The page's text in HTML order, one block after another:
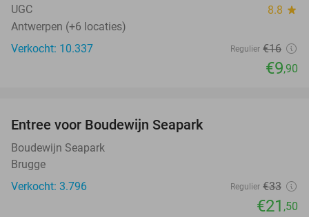
TODAY
UGC 8.8 star
Antwerpen (+6 locaties)
Verkocht: 10.337
Regulier €16
€9,90
Entree voor Boudewijn Seapark
Boudewijn Seapark
Brugge
Verkocht: 3.796
Regulier €33
€21 ,50